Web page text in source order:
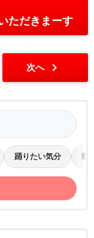
ただきまーす
次へ chevron_right
踊りたい気分 動